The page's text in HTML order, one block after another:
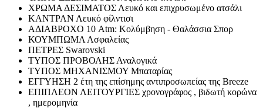
ΧΡΩΜΑ ΔΕΣΙΜΑΤΟΣ Λευκό και επιχρυσωμένο ατσάλι
ΚΑΝΤΡΑΝ Λευκό φίλντισι
ΑΔΙΑΒΡΟΧΟ 10 Atm: Κολύμβηση - Θαλάσσια Σπορ
ΚΟΥΜΠΩΜΑ Ασφαλείας
ΠΕΤΡΕΣ Swarovski
ΤΥΠΟΣ ΠΡΟΒΟΛΗΣ Αναλογικά
ΤΥΠΟΣ ΜΗΧΑΝΙΣΜΟΥ Μπαταρίας
ΕΓΓΥΗΣΗ 2 έτη της επίσημης αντιπροσωπείας της Breeze
ΕΠΙΠΛΕΟΝ ΛΕΙΤΟΥΡΓΙΕΣ χρονογράφος , βιδωτή κορώνα
, ημερομηνία